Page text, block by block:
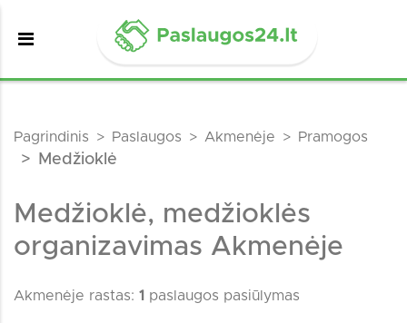
Pagrindinis Paslaugos Akmenėje Pramogos
Medžioklė
Medžioklė, medžioklės
organizavimas Akmenėje
Akmenėje rastas: 1 paslaugos pasiūlymas